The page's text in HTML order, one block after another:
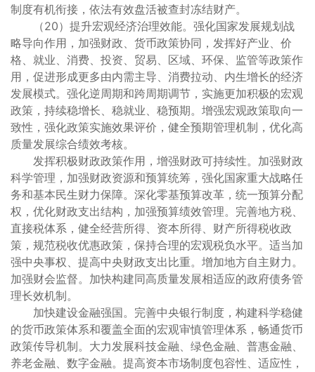
制度有机衔接，依法有效盘活被查封冻结财产。
（20）提升宏观经济治理效能。强化国家发展规划战
略导向作用，加强财政、货币政策协同，发挥好产业、价
格、就业、消费、投资、贸易、区域、环保、监管等政策作
用，促进形成更多由内需主导、消费拉动、内生增长的经济
发展模式。强化逆周期和跨周期调节，实施更加积极的宏观
政策，持续稳增长、稳就业、稳预期。增强宏观政策取向一
致性，强化政策实施效果评价，健全预期管理机制，优化高
质量发展综合绩效考核。
发挥积极财政政策作用，增强财政可持续性。加强财政
科学管理，加强财政资源和预算统筹，强化国家重大战略任
务和基本民生财力保障。深化零基预算改革，统一预算分配
权，优化财政支出结构，加强预算绩效管理。完善地方税、
直接税体系，健全经营所得、资本所得、财产所得税收政
策，规范税收优惠政策，保持合理的宏观税负水平。适当加
强中央事权、提高中央财政支出比重。增加地方自主财力。
加强财会监督。加快构建同高质量发展相适应的政府债务管
理长效机制。
加快建设金融强国。完善中央银行制度，构建科学稳健
的货币政策体系和覆盖全面的宏观审慎管理体系，畅通货币
政策传导机制。大力发展科技金融、绿色金融、普惠金融、
养老金融、数字金融。提高资本市场制度包容性、适应性，